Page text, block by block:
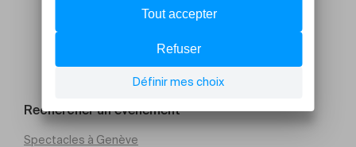
Rechercher un évènement
Spectacles à Genève